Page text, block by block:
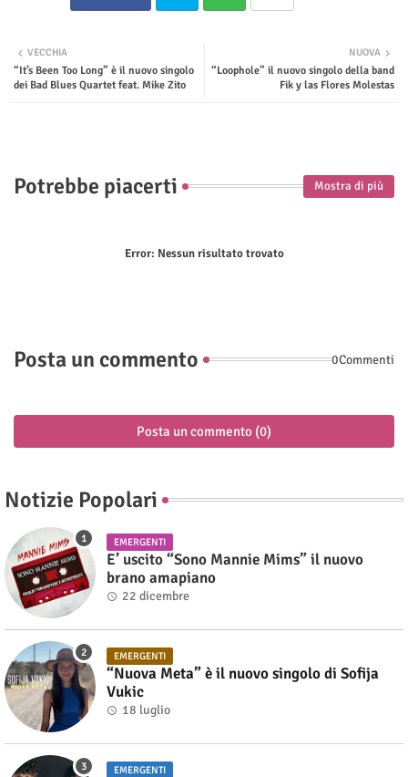
ter tsap
NUOVA
“Loophole” il nuovo singolo della band
Fik y las Flores Molestas
VECCHIA
“It’s Been Too Long” è il nuovo singolo
dei Bad Blues Quartet feat. Mike Zito
Potrebbe piacerti Mostra di più
Error: Nessun risultato trovato
Posta un commento 0Commenti
Posta un commento (0)
Notizie Popolari
EMERGENTI
E’ uscito “Sono Mannie Mims” il nuovo
brano amapiano
22 dicembre
EMERGENTI
“Nuova Meta” è il nuovo singolo di Sofija
Vukic
18 luglio
EMERGENTI